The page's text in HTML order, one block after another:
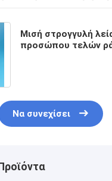
Μισή στρογγυλή
προσώπου τελών
Να συνεχίσει